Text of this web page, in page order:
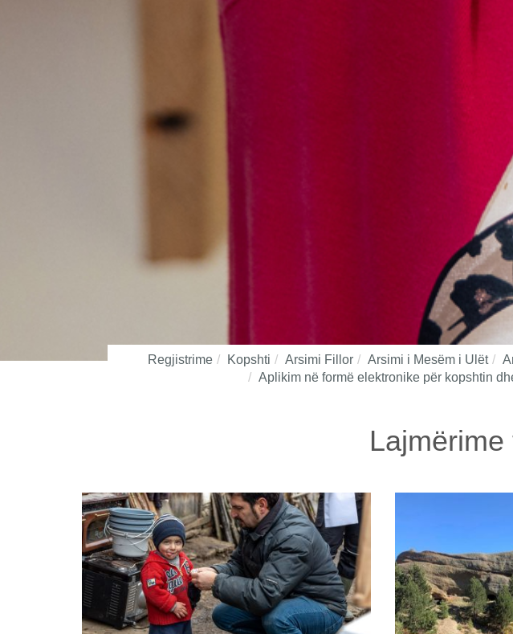
Regjistrime Kopshti Arsimi Fillor Arsimi i Mesëm i Ulët
Aplikim në formë elektronike për kopshtin